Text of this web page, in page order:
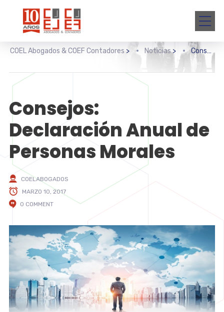
COEL Abogados & COEF Contadores > Noticias> Consejos: Declaración Anual de Personas Morales
Consejos:
Declaración Anual de
Personas Morales
COELABOGADOS
MARZO 10, 2017
0 COMMENT